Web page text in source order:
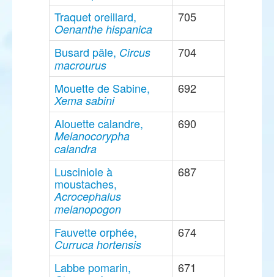
Traquet oreillard,
Oenanthe hispanica
705
Busard pâle, Circus
macrourus
704
Mouette de Sabine,
Xema sabini
692
Alouette calandre,
Melanocorypha
calandra
690
Lusciniole à
moustaches,
Acrocephalus
melanopogon
687
Fauvette orphée,
Curruca hortensis
674
Labbe pomarin, 671